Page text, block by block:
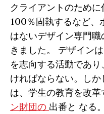
クライアントのため
100％固執するなど、
はないデザイン専門
きました。 デザイン
を志向する活動であ
ければならない。し
は、学生の教育を改革
ン財団の 出番と なる